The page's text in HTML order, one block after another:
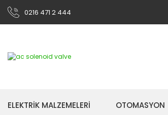
0216 471 2 444
ELEKTRİK MALZEMELERİ OTOMASYON